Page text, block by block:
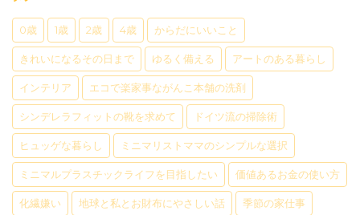
0歳 1歳 2歳 4歳 からだにいいこと
きれいになるその日まで ゆるく備える アートのある暮らし
インテリア エコで楽家事ながんこ本舗の洗剤
シンデレラフィットの靴を求めて ドイツ流の掃除術
ヒュッゲな暮らし ミニマリストママのシンプルな選択
ミニマルプラスチックライフを目指したい 価値あるお金の使い方
化繊嫌い 地球と私とお財布にやさしい話 季節の家仕事